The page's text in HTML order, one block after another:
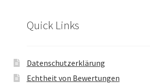
Quick Links
Datenschutzerklärung
Echtheit von Bewertungen